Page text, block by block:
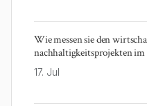
Wie messen sie den
nachhaltigkeitsprojekten
17. Jul